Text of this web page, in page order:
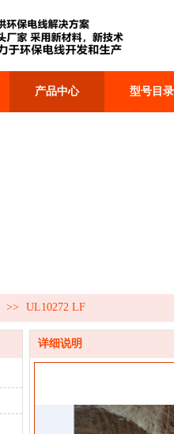
产品中心 型号目录
>> UL10272 LF
详细说明